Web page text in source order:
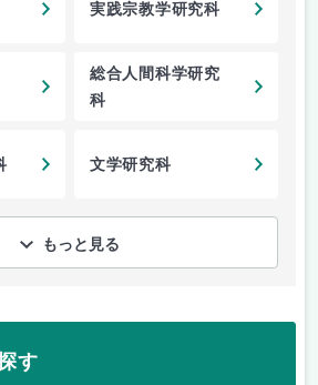
実践宗教学研究科
総合人間科学研究
科
文学研究科
もっと見る
す